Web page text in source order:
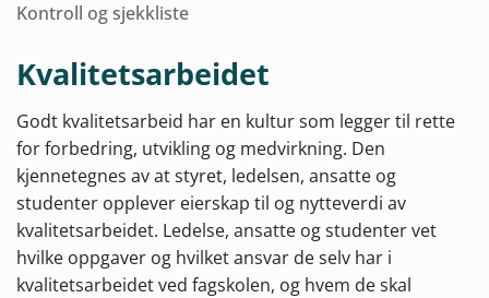
Kontroll og sjekkliste
Kvalitetsarbeidet
Godt kvalitetsarbeid har en kultur som legger til rette
for forbedring, utvikling og medvirkning. Den
kjennetegnes av at styret, ledelsen, ansatte og
studenter opplever eierskap til og nytteverdi av
kvalitetsarbeidet. Ledelse, ansatte og studenter vet
hvilke oppgaver og hvilket ansvar de selv har i
kvalitetsarbeidet ved fagskolen, og hvem de skal